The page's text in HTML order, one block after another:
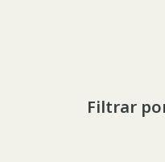
Filtrar